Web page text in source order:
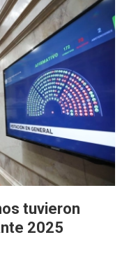
tuvieron
2025